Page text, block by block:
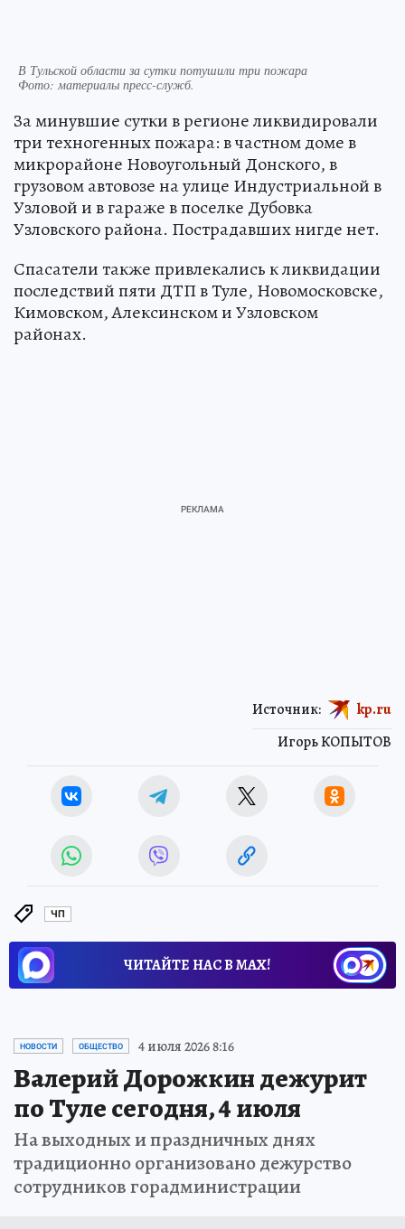
В Тульской области за сутки потушили три пожара
Фото: материалы пресс-служб.
За минувшие сутки в регионе ликвидировали
три техногенных пожара: в частном доме в
микрорайоне Новоугольный Донского, в
грузовом автовозе на улице Индустриальной в
Узловой и в гараже в поселке Дубовка
Узловского района. Пострадавших нигде нет.
Спасатели также привлекались к ликвидации
последствий пяти ДТП в Туле, Новомосковске,
Кимовском, Алексинском и Узловском
районах.
Игорь КОПЫТОВ
Источник: kp.ru
ЧП
ЧИТАЙТЕ НАС В МАХ!
НОВОСТИ ОБЩЕСТВО 4 июля 2026 8:16
Валерий Дорожкин дежурит
по Туле сегодня, 4 июля
На выходных и праздничных днях
традиционно организовано дежурство
сотрудников горадминистрации